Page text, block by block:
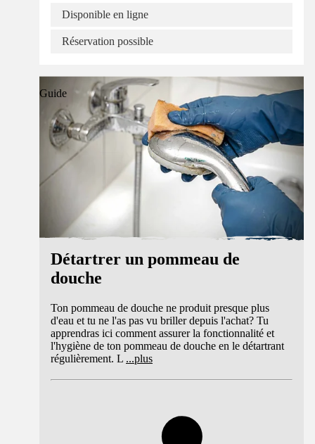
Disponible en ligne
Réservation possible
Guide
Détartrer un pommeau de
douche
Ton pommeau de douche ne produit presque plus
d'eau et tu ne l'as pas vu briller depuis l'achat? Tu
apprendras ici comment assurer la fonctionnalité et
l'hygiène de ton pommeau de douche en le détartrant
régulièrement. L ...plus